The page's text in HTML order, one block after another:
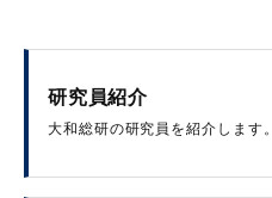
研究員紹介
大和総研の研究員を紹介します。